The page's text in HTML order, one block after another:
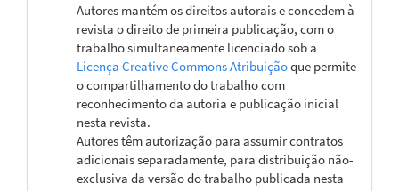
Autores mantém os direitos autorais e concedem à
revista o direito de primeira publicação, com o
trabalho simultaneamente licenciado sob a
Licença Creative Commons Atribuiçãoque permite
o compartilhamento do trabalho com
reconhecimento da autoria e publicação inicial
nesta revista.
Autores têm autorização para assumir contratos
adicionais separadamente, para distribuição não-
exclusiva da versão do trabalho publicada nesta